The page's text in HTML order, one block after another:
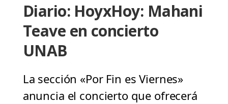
Diario: HoyxHoy: Mahani
Teave en concierto
UNAB
La sección «Por Fin es Viernes»
anuncia el concierto que ofrecerá